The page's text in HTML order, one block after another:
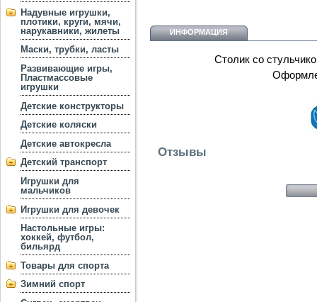
Надувные игрушки,
плотики, круги, мячи,
нарукавники, жилеты
Маски, трубки, ласты
Развивающие игры,
Пластмассовые
игрушки
Детские конструкторы
Детские коляски
Детские автокресла
Детский транспорт
Игрушки для
мальчиков
Игрушки для девочек
Настольные игры:
хоккей, футбол,
бильярд
Товары для спорта
Зимний спорт
ИНФОРМАЦИЯ
Столик со
Отзывы